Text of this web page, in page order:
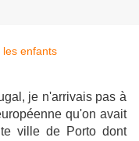
je n'arrivais pas à
qu'on avait
ville de Porto dont